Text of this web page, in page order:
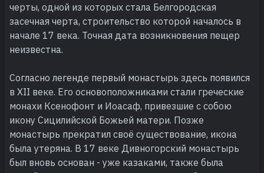
черты, одной из которых стала Белгородская
засечная черта, строительство которой началось в
начале 17 века. Точная дата возникновения пещер
неизвестна.
Согласно легенде первый монастырь здесь появился
в XII веке. Его основоположниками стали греческие
монахи Ксенофонт и Иоасаф, привезшие с собою
икону Сицилийской Божьей матери. Позже
монастырь прекратил своё существование, икона
была утеряна. В 17 веке Дивногорский монастырь
был вновь основан - уже казаками, также была